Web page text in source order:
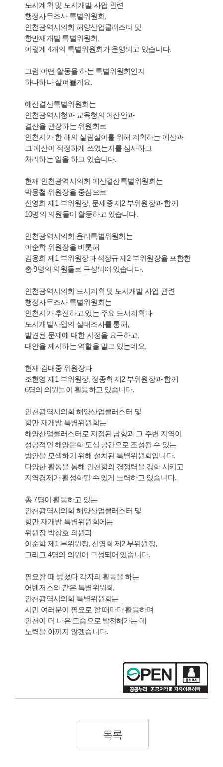
도시계획 및 도시개발 사업 관련
행정사무조사 특별위원회,
인천광역시의회 해양산업클러스터 및
항만재개발 특별위원회,
이렇게 4개의 특별위원회가 운영되고 있습니다.
그럼 어떤 활동을 하는 특별위원회인지
하나하나 살펴볼게요.
예산결산특별위원회는
인천광역시청과 교육청의 예산안과
결산을 관장하는 위원회로
인천시가 한 해의 살림살이를 위해 계획하는 예산과
그 예산이 적정하게 쓰였는지를 심사하고
처리하는 일을 하고 있습니다.
현재 인천광역시의회 예산결산특별위원회는
박용철 위원장을 중심으로
신영희 제1 부위원장, 문세종 제2 부위원장과 함께
10명의 의원들이 활동하고 있습니다.
인천광역시의회 윤리특별위원회는
이순학 위원장을 비롯해
김용희 제1 부위원장과 석정규 제2 부위원장을 포함한
총 9명의 의원들로 구성되어 있습니다.
인천광역시의회 도시계획 및 도시개발 사업 관련
행정사무조사 특별위원회는
인천시가 추진하고 있는 주요 도시계획과
도시개발사업의 실태조사를 통해,
발견된 문제에 대한 시정을 요구하고,
대안을 제시하는 역할을 맡고 있는데요,
현재 김대중 위원장과
조현영 제1 부위원장, 정종혁 제2 부위원장과 함께
6명의 의원들이 활동하고 있습니다.
인천광역시의회 해양산업클러스터 및
항만 재개발 특별위원회는
해양산업클러스터로 지정된 남항과 그 주변 지역이
성공적인 해양문화 도심 공간으로 조성될 수 있는
방안을 모색하기 위해 설치된 특별위원회입니다.
다양한 활동을 통해 인천항의 경쟁력을 강화 시키고
지역경제가 활성화될 수 있게 노력하고 있습니다.
총 7명이 활동하고 있는
인천광역시의회 해양산업클러스터 및
항만 재개발 특별위원회에는
위원장 박창호 의원과
이순학 제1 부위원장, 신영희 제2 부위원장,
그리고 4명의 의원이 구성되어 있습니다.
필요할 때 뭉쳤다 각자의 활동을 하는
어벤저스와 같은 특별위원회,
인천광역시의회 특별위원회는
시민 여러분이 필요로 할 때마다 활동하며
인천이 더 나은 모습으로 발전해가는 데
노력을 아끼지 않겠습니다.
목록